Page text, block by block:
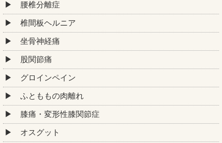
腰椎分離症
椎間板ヘルニア
坐骨神経痛
股関節痛
グロインペイン
ふとももの肉離れ
膝痛・変形性膝関節症
オスグット